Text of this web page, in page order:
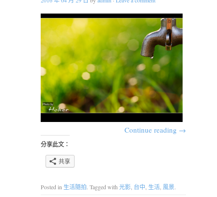
Continue reading →
分享此文：
共享
Posted in 生活隨拍. Tagged with 光影 台中 生活 風景.